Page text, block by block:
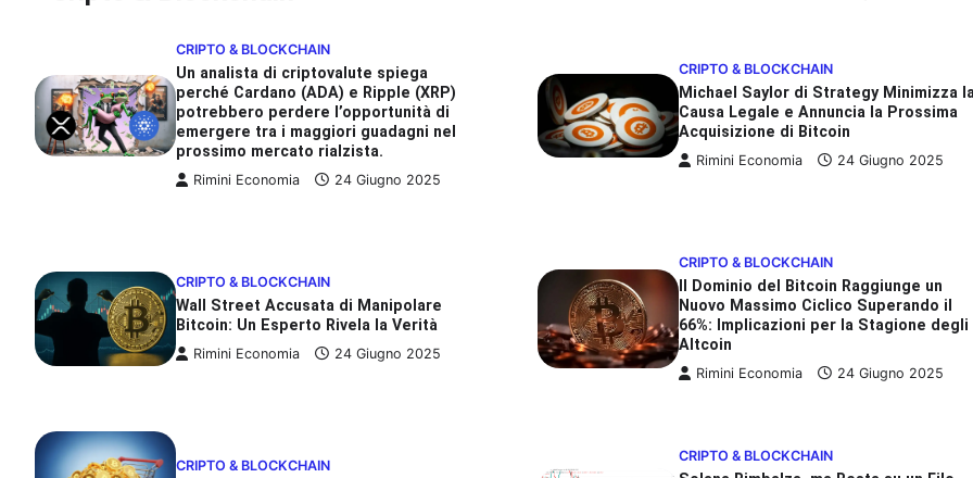
CRIPTO & BLOCKCHAIN
Un analista di criptovalute spiega
perché Cardano (ADA) e Ripple (XRP)
potrebbero perdere l’opportunità di
emergere tra i maggiori guadagni nel
prossimo mercato rialzista.
Rimini Economia 24 Giugno 2025
CRIPTO & BLOCKCHAIN
Michael Saylor di Strategy Minimizza
Causa Legale e Annuncia la Prossima
Acquisizione di Bitcoin
Rimini Economia 24 Giugno 2025
CRIPTO & BLOCKCHAIN
Wall Street Accusata di Manipolare
Bitcoin: Un Esperto Rivela la Verità
Rimini Economia 24 Giugno 2025
CRIPTO & BLOCKCHAIN
Il Dominio del Bitcoin Raggiunge un
Nuovo Massimo Ciclico Superando il
66%: Implicazioni per la Stagione degli
Altcoin
Rimini Economia 24 Giugno 2025
CRIPTO & BLOCKCHAIN
CRIPTO & BLOCKCHAIN